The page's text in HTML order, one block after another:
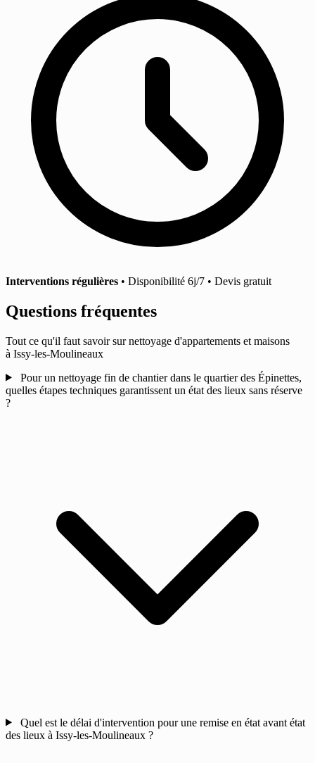
Interventions régulières • Disponibilité 6j/7 • Devis gratuit
Questions fréquentes
Tout ce qu'il faut savoir sur nettoyage d'appartements et maisons
à Issy-les-Moulineaux
Pour un nettoyage fin de chantier dans le quartier des Épinettes,
quelles étapes techniques garantissent un état des lieux sans réserve
?
Quel est le délai d'intervention pour une remise en état avant état
des lieux à Issy-les-Moulineaux ?